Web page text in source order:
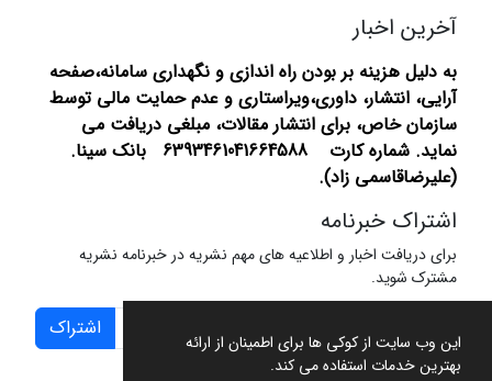
این وب سایت از کوکی ها برای اطمینان از ارائه
بهترین خدمات استفاده می کند.
آخرین اخبار
به دلیل هزینه بر بودن راه اندازی و نگهداری سامانه،صفحه
آرایی، انتشار، داوری،ویراستاری و عدم حمایت مالی توسط
سازمان خاص، برای انتشار مقالات، مبلغی دریافت می
نماید.
شماره کارت 6393461041664588 بانک سینا.
(علیرضاقاسمی زاد).
اشتراک خبرنامه
برای دریافت اخبار و اطلاعیه های مهم نشریه در خبرنامه نشریه
مشترک شوید.
اشتراک